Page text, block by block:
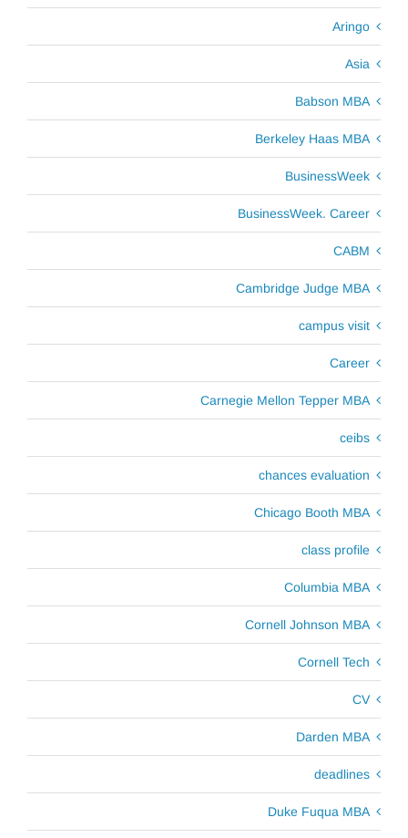
Aringo
Asia
Babson MBA
Berkeley Haas MBA
BusinessWeek
BusinessWeek. Career
CABM
Cambridge Judge MBA
campus visit
Career
Carnegie Mellon Tepper MBA
ceibs
chances evaluation
Chicago Booth MBA
class profile
Columbia MBA
Cornell Johnson MBA
Cornell Tech
CV
Darden MBA
deadlines
Duke Fuqua MBA